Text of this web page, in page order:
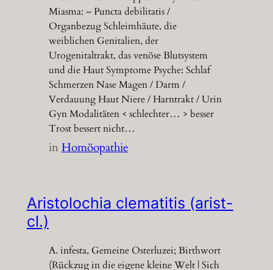
Miasma: – Puncta debilitatis /
Organbezug Schleimhäute, die
weiblichen Genitalien, der
Urogenitaltrakt, das venöse Blutsystem
und die Haut Symptome Psyche: Schlaf
Schmerzen Nase Magen / Darm /
Verdauung Haut Niere / Harntrakt / Urin
Gyn Modalitäten < schlechter… > besser
Trost bessert nicht…
inHomöopathie
Aristolochia clematitis (arist-
cl.)
A. infesta, Gemeine Osterluzei; Birthwort
(Rückzug in die eigene kleine Welt | Sich